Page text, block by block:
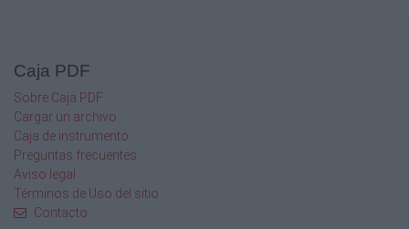
en el
presente Contrato, sin perjuicio del derecho que
tienen Las partes de optar entre exigir el
cumplimiento
del Contrato o rescindirlo.
En caso de que alguna de Las partes requiera el
pago de la Pena Convencional, deberán de
solicitar
por escrito el pago de dichas penas, debiendo
Caja PDF
Sobre Caja PDF
Cargar un archivo
Caja de instrumento
Preguntas frecuentes
Aviso legal
Términos de Uso del sitio
Contacto